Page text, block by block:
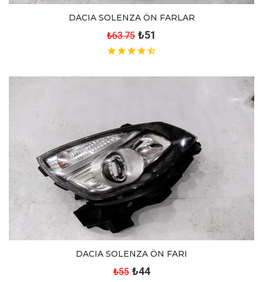
DACIA SOLENZA ÖN FARLAR
₺63.75 ₺51
DACIA SOLENZA ÖN FARI
₺55 ₺44